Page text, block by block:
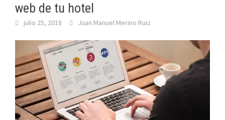
web de tu hotel
julio 25, 2018 Juan Manuel Merino Ruiz